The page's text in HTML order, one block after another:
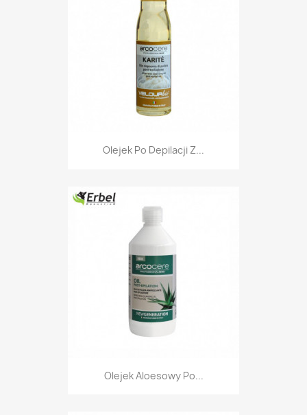
Olejek Po Depilacji Z...
Olejek Aloesowy Po...